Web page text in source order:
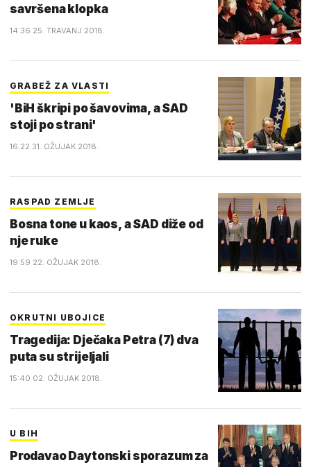
savršena klopka
14:36 25. TRAVANJ 2018.
GRABEŽ ZA VLASTI
'BiH škripi po šavovima, a SAD
stoji po strani'
16:22 31. OŽUJAK 2018.
RASPAD ZEMLJE
Bosna tone u kaos, a SAD diže od
nje ruke
19:59 22. OŽUJAK 2018.
OKRUTNI UBOJICE
Tragedija: Dječaka Petra (7) dva
puta su strijeljali
15:40 02. OŽUJAK 2018.
U BIH
Prodavao Daytonski sporazum za